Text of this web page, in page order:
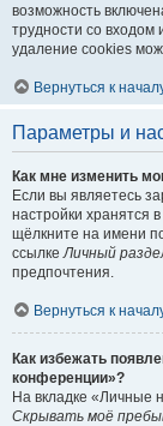
возможность
трудности со
удаление cookies
Вернуться к
Параметры и
Как мне изменить
Если вы являетесь
настройки хранятся
щёлкните на имени
ссылкеЛичный
предпочтения.
Вернуться к
Как избежать
конференции»?
На вкладке «Личные
Скрывать моё